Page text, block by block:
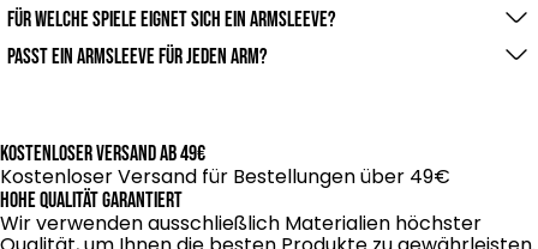
Unterarm gleichmäßiger über das Mauspad oder den
Tisch. Viele Gamer berichten von stabileren Flickshots
und konsistenteren Bewegungen.
Nein – auch Casual Gamer profitieren. Egal ob man
täglich viele Stunden spielt oder nur ab und zu: Der
Armsleeve macht das Setup komfortabler und schont
Für welche Spiele eignet sich ein Armsleeve?
Besonders beliebt ist er beiFPS-Games
(z. B. Valorant,
präzise Mausbewegungen entscheidend sind.
Passt ein Armsleeve für jeden Arm?
deinen Arm findest. Dank des
Materialssitzen sie bequem und verrutschen nicht. In
unsererGrößentabelle
und die passende Größe auswählen – so ist
Kostenloser Versand ab 49€
Kostenloser Versand für Bestellungen über 49€
Hohe Qualität garantiert
Wir verwenden ausschließlich Materialien höchster